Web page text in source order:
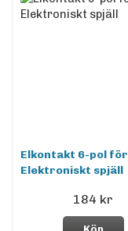
Elkontakt 6-pol för
Elektroniskt spjäll
184 kr